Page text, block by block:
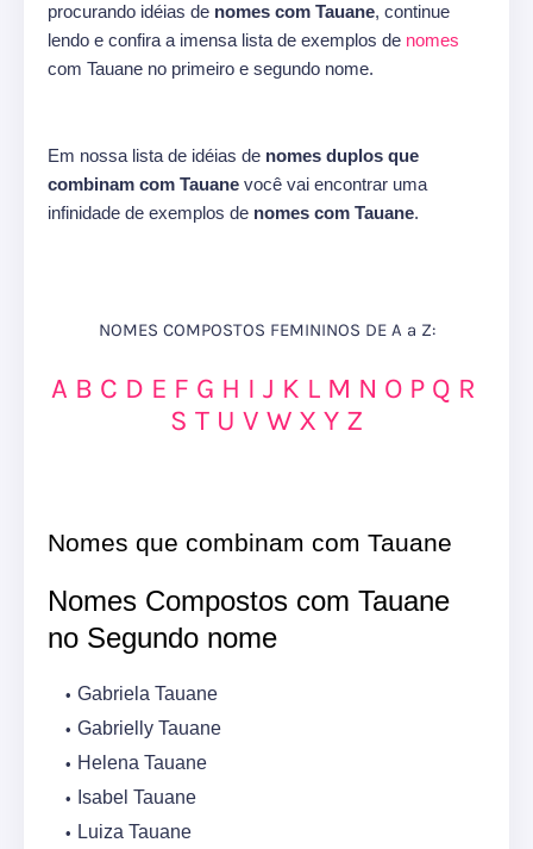
procurando idéias de nomes com Tauane, continue
lendo e confira a imensa lista de exemplos de nomes
com Tauane no primeiro e segundo nome.
Em nossa lista de idéias de nomes duplos que
combinam com Tauane você vai encontrar uma
infinidade de exemplos de nomes com Tauane.
NOMES COMPOSTOS FEMININOS DE A a Z:
A B C D E F G H I J K L M N O P Q R
S T U V W X Y Z
Nomes que combinam com Tauane
Nomes Compostos com Tauane
no Segundo nome
Gabriela Tauane
Gabrielly Tauane
Helena Tauane
Isabel Tauane
Luiza Tauane